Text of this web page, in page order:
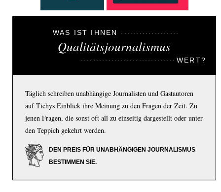
WAS IST IHNEN
Qualitätsjournalismus
WERT?
Täglich schreiben unabhängige Journalisten und Gastautoren
auf Tichys Einblick ihre Meinung zu den Fragen der Zeit. Zu
jenen Fragen, die sonst oft all zu einseitig dargestellt oder unter
den Teppich gekehrt werden.
DEN PREIS FÜR UNABHÄNGIGEN JOURNALISMUS
BESTIMMEN SIE.